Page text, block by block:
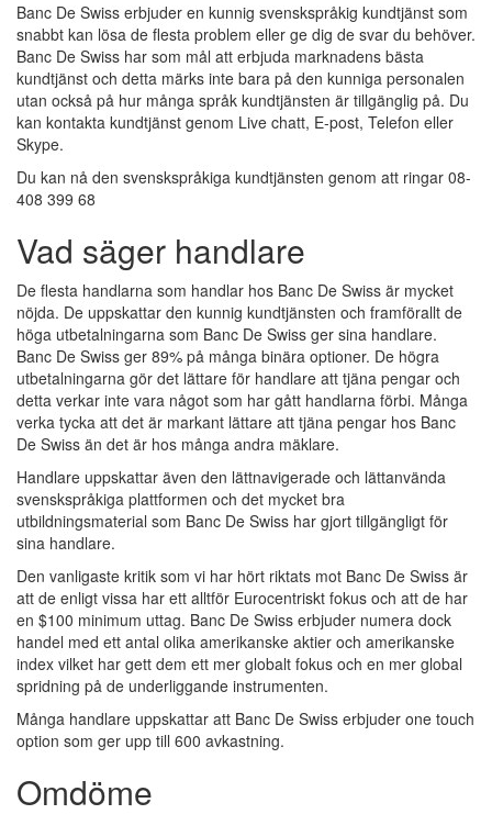
Banc De Swiss erbjuder en kunnig svenskspråkig kundtjänst som
snabbt kan lösa de flesta problem eller ge dig de svar du behöver.
Banc De Swiss har som mål att erbjuda marknadens bästa
kundtjänst och detta märks inte bara på den kunniga personalen
utan också på hur många språk kundtjänsten är tillgänglig på. Du
kan kontakta kundtjänst genom Live chatt, E-post, Telefon eller
Skype.
Du kan nå den svenskspråkiga kundtjänsten genom att ringar 08-
408 399 68
Vad säger handlare
De flesta handlarna som handlar hos Banc De Swiss är mycket
nöjda. De uppskattar den kunnig kundtjänsten och framförallt de
höga utbetalningarna som Banc De Swiss ger sina handlare.
Banc De Swiss ger 89% på många binära optioner. De högra
utbetalningarna gör det lättare för handlare att tjäna pengar och
detta verkar inte vara något som har gått handlarna förbi. Många
verka tycka att det är markant lättare att tjäna pengar hos Banc
De Swiss än det är hos många andra mäklare.
Handlare uppskattar även den lättnavigerade och lättanvända
svenskspråkiga plattformen och det mycket bra
utbildningsmaterial som Banc De Swiss har gjort tillgängligt för
sina handlare.
Den vanligaste kritik som vi har hört riktats mot Banc De Swiss är
att de enligt vissa har ett alltför Eurocentriskt fokus och att de har
en $100 minimum uttag. Banc De Swiss erbjuder numera dock
handel med ett antal olika amerikanske aktier och amerikanske
index vilket har gett dem ett mer globalt fokus och en mer global
spridning på de underliggande instrumenten.
Många handlare uppskattar att Banc De Swiss erbjuder one touch
option som ger upp till 600 avkastning.
Omdöme